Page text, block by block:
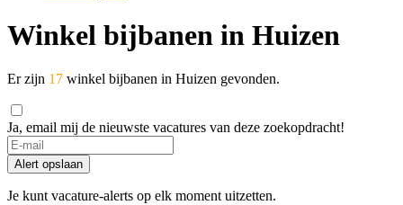
Winkel bijbanen in Huizen
Er zijn 17 winkel bijbanen in Huizen gevonden.
Ja, email mij de nieuwste vacatures van deze zoekopdracht!
Alert opslaan
Je kunt vacature-alerts op elk moment uitzetten.